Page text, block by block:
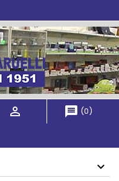
 message (0)